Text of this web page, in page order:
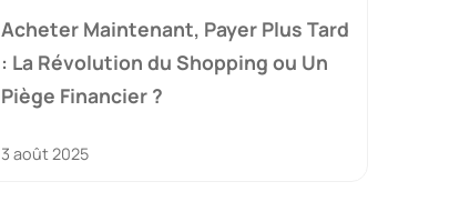
Acheter Maintenant, Payer Plus Tard
: La Révolution du Shopping ou Un
Piège Financier ?
3 août 2025